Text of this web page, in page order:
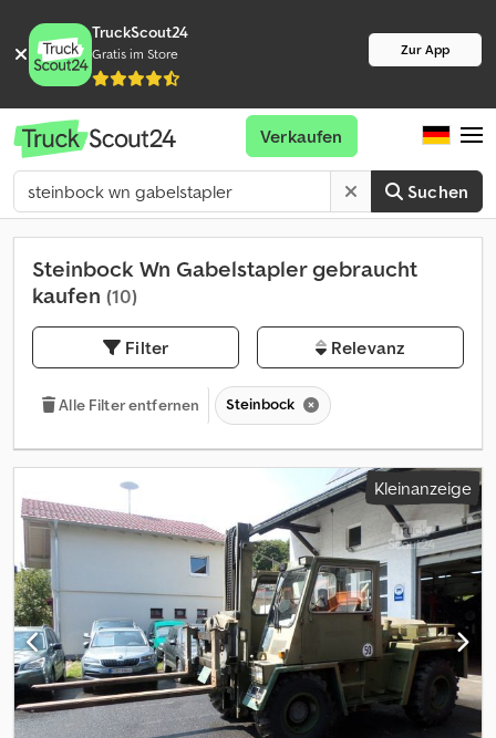
TruckScout24
Gratis im Store Zur App
Suchen
Verkaufen
Steinbock Wn Gabelstapler gebraucht
kaufen (10)
Filter Relevanz
Alle Filter entfernen Steinbock
Kleinanzeige